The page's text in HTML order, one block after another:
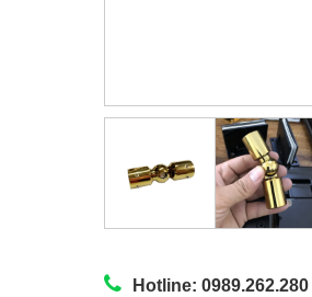
Hotline: 0989.262.280